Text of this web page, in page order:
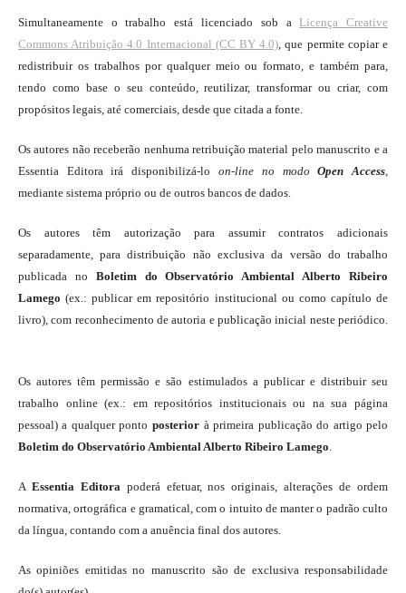
Simultaneamente o trabalho está licenciado sob a Licença Creative
Commons Atribuição 4.0 Internacional (CC BY 4.0) , que permite copiar e
redistribuir os trabalhos por qualquer meio ou formato, e também para,
tendo como base o seu conteúdo, reutilizar, transformar ou criar, com
propósitos legais, até comerciais, desde que citada a fonte.
Os autores não receberão nenhuma retribuição material pelo manuscrito e a
Essentia Editora irá disponibilizá-lo on-line no modo Open Access
mediante sistema próprio ou de outros bancos de dados.
Os autores têm autorização para assumir contratos adicionais
separadamente, para distribuição não exclusiva da versão do trabalho
publicada no Boletim do Observatório Ambiental Alberto Ribeiro
Lamego (ex.: publicar em repositório institucional ou como capítulo de
livro), com reconhecimento de autoria e publicação inicial neste periódico.
Os autores têm permissão e são estimulados a publicar e distribuir seu
trabalho online (ex.: em repositórios institucionais ou na sua página
pessoal) a qualquer ponto posterior à primeira publicação do artigo pelo
Boletim do Observatório Ambiental Alberto Ribeiro Lamego
A Essentia Editora poderá efetuar, nos originais, alterações de ordem
normativa, ortográfica e gramatical, com o intuito de manter o padrão culto
da língua, contando com a anuência final dos autores.
As opiniões emitidas no manuscrito são de exclusiva responsabilidade